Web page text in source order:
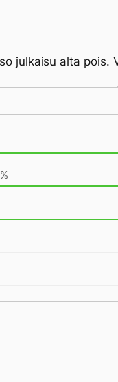
julkaisu alta pois.